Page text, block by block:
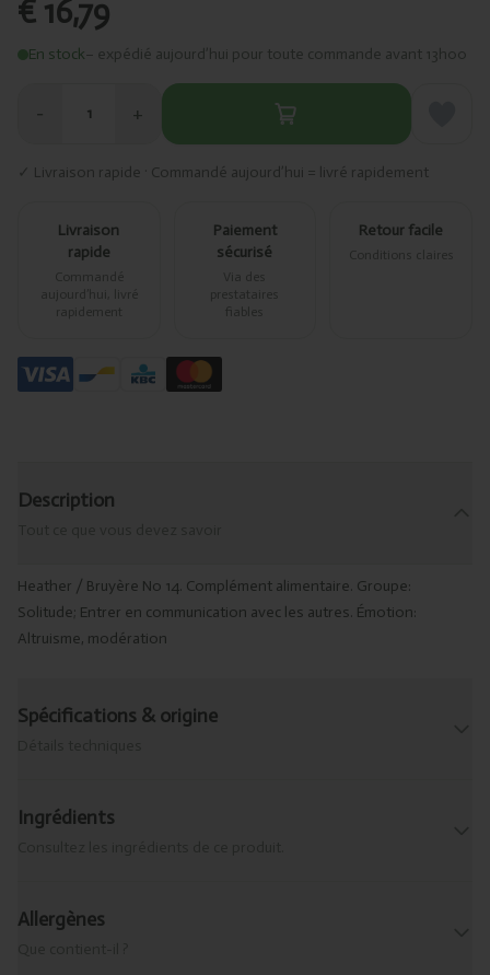
€ 16,79
En stock– expédié aujourd’hui pour toute commande avant 13h00
− 1 +
✓ Livraison rapide · Commandé aujourd’hui = livré rapidement
Livraison
rapide
Commandé
aujourd’hui, livré
rapidement
Paiement
sécurisé
Via des
prestataires
fiables
Retour facile
Conditions claires
Description
Heather / Bruyère No 14. Complément alimentaire. Groupe:
Solitude; Entrer en communication avec les autres. Émotion:
Altruisme, modération
Spécifications & origine
Ingrédients
Allergènes